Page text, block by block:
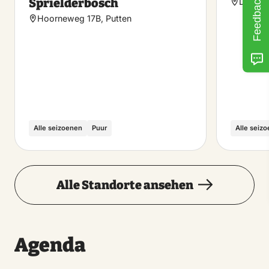
Hoorneweg 17B, Putten
Alle seizoenen Puur Alle
Alle Standorte ansehen
Agenda
Feedback